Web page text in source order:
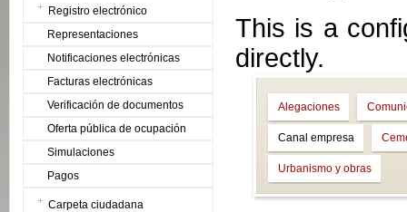
Registro electrónico
Representaciones
Notificaciones electrónicas
Facturas electrónicas
Verificación de documentos
Oferta pública de ocupación
Simulaciones
Pagos
Carpeta ciudadana
This is a
directly.
Alegaciones
Canal empresa
Urbanismo y obras